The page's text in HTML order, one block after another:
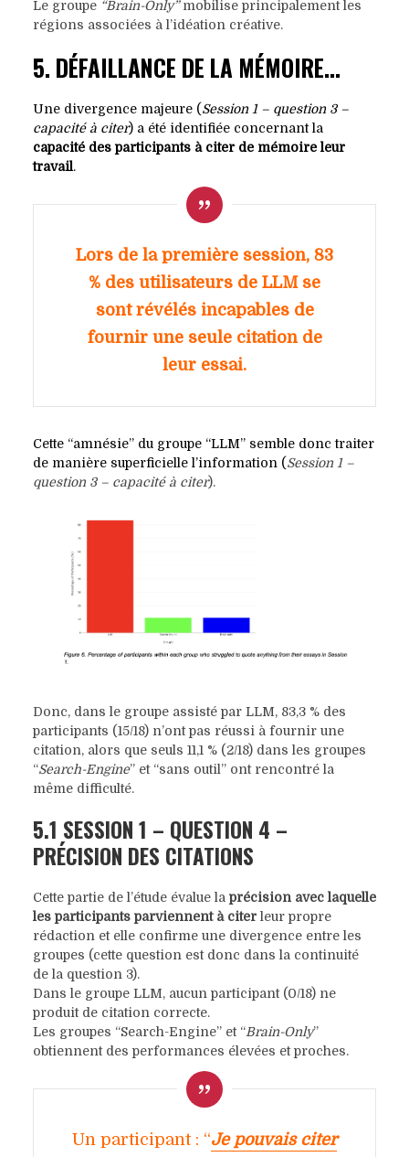
Le groupe “Brain-Only”mobilise principalement les
régions associées à l’idéation créative.
5. DÉFAILLANCE DE LA MÉMOIRE…
Une divergence majeure (Session 1 – question 3 –
capacité à citer) a été identifiée concernant la
capacité des participants à citer de mémoire leur
travail.
Lors de la première session, 83
% des utilisateurs de LLM se
sont révélés incapables de
fournir une seule citation de
leur essai.
Cette “amnésie” du groupe “LLM” semble donc traiter
de manière superficielle l’information (Session 1 –
question 3 – capacité à citer).
Donc, dans le groupe assisté par LLM, 83,3 % des
participants (15/18) n’ont pas réussi à fournir une
citation, alors que seuls 11,1 % (2/18) dans les groupes
“Search-Engine” et “sans outil” ont rencontré la
même difficulté.
5.1 SESSION 1 – QUESTION 4 –
PRÉCISION DES CITATIONS
Cette partie de l’étude évalue la précision avec laquelle
les participants parviennent à citerleur propre
rédaction et elle confirme une divergence entre les
groupes (cette question est donc dans la continuité
de la question 3).
Dans le groupe LLM, aucun participant (0/18) ne
produit de citation correcte.
Les groupes “Search-Engine” et “Brain-Only”
obtiennent des performances élevées et proches.
Un participant : “Je pouvais citer